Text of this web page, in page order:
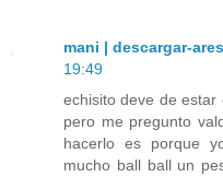
mani | descargar-ares
19:49
echisito deve de
pero me pregunto
hacerlo es porque
mucho ball ball un